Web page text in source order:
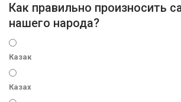
Как правильно произносить
нашего народа?
Казак
Казах